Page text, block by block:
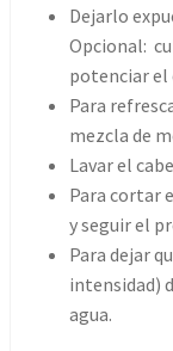
Dejarlo
Opcional:
potenciar el
Para
mezcla de
Lavar el
Para cortar
y seguir el
Para dejar
intensidad)
agua.